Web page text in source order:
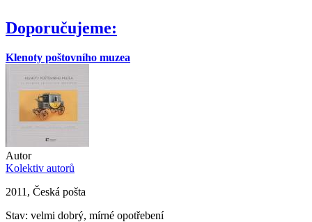
Doporučujeme:
Klenoty poštovního muzea
Autor
Kolektiv autorů
2011, Česká pošta
Stav: velmi dobrý, mírné opotřebení